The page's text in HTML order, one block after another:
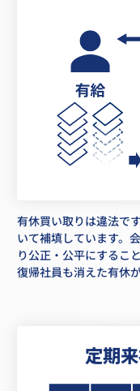
有休買い取りは違法で
いて補填しています。
り公正・公平にするこ
復帰社員も消えた有休
定期